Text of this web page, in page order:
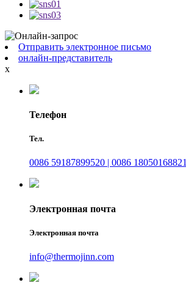
Отправить электронное письмо
онлайн-представитель
x
Телефон
Тел.
0086 59187899520 | 0086 18050168821
Электронная почта
Электронная почта
info@thermojinn.com